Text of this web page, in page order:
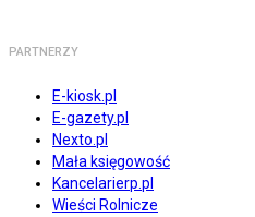
PARTNERZY
E-kiosk.pl
E-gazety.pl
Nexto.pl
Mała księgowość
Kancelarierp.pl
Wieści Rolnicze